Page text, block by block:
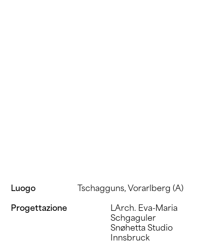
Luogo
Tschagguns, Vorarlberg (A)
Progettazione
LArch. Eva-Maria
Schgaguler
Snøhetta Studio
Innsbruck